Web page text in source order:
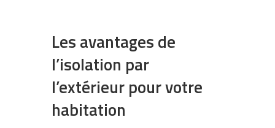
Les avantages de
l’isolation par
l’extérieur pour votre
habitation